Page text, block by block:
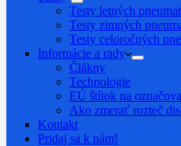
Testy letných
Testy zimných
Testy celoročných
Informácie a rady
Člákny
Technologie
EÚ štítok na
Ako zmerať rozteč
Kontakt
Pridaj sa k nám!